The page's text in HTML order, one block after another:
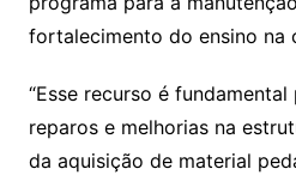
fortalecimento do ensino na
“Esse recurso é
reparos e melhorias na
da aquisição de material